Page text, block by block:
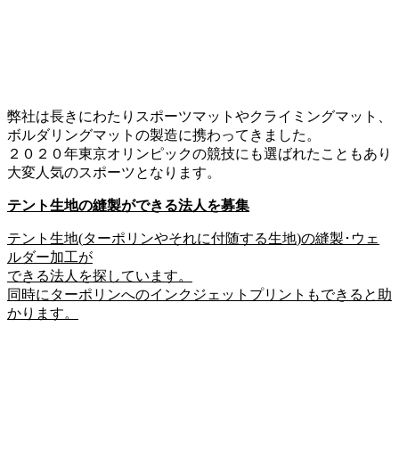
弊社は長きにわたりスポーツマットやクライミングマット、
ボルダリングマットの製造に携わってきました。
２０２０年東京オリンピックの競技にも選ばれたこともあり
大変人気のスポーツとなります。
テント生地の縫製ができる法人を募集
テント生地(ターポリンやそれに付随する生地)の縫製･ウェ
ルダー加工が
できる法人を探しています。
同時にターポリンへのインクジェットプリントもできると助
かります。